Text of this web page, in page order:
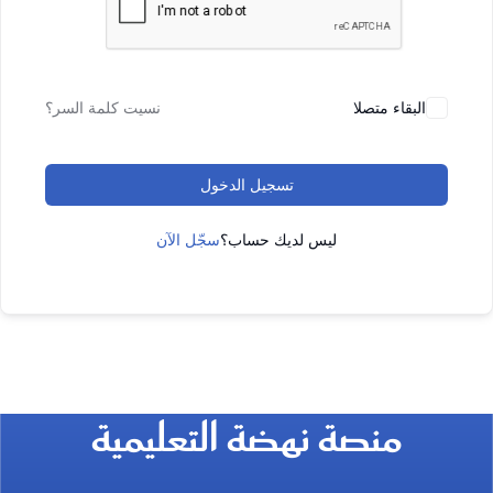
البقاء متصلا نسيت كلمة السر؟
تسجيل الدخول
ليس لديك حساب؟سجّل الآن
منصة نهضة التعليمية